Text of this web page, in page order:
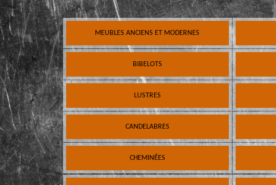
MEUBLES ANCIENS ET MODERNES
BIBELOTS
LUSTRES
CANDELABRES
CHEMINÉES